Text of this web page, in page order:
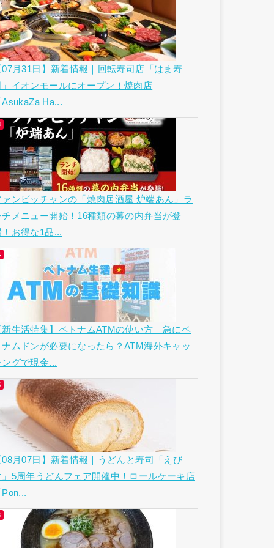
07月31日】新着情報｜回転寿司店「はま寿
」イオンモールにオープン！焼肉店
AsukaZa Ha...
ァンビッチャンの「焼肉居酒屋 炉端あん」ラ
チメニュー開始！16種類の幕の内弁当が登
！お得な1品...
新生活特集】ベトナムATMの使い方｜急にベ
ナムドンが必要になったら？ATM海外キャッ
ングで現金...
08月07日】新着情報｜うどんと寿司「えび
」5周年うどんフェア開催中！ロールケーキ店
Pon...